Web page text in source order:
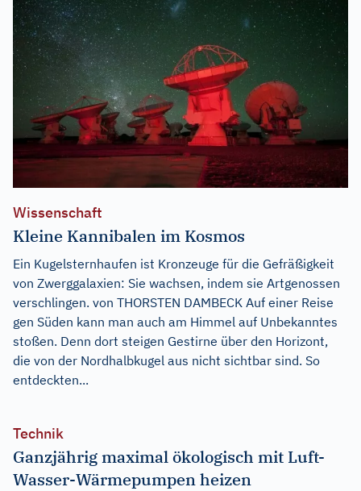
Wissenschaft
Kleine Kannibalen im Kosmos
Ein Kugelsternhaufen ist Kronzeuge für die Gefräßigkeit
von Zwerggalaxien: Sie wachsen, indem sie Artgenossen
verschlingen. von THORSTEN DAMBECK Auf einer Reise
gen Süden kann man auch am Himmel auf Unbekanntes
stoßen. Denn dort steigen Gestirne über den Horizont,
die von der Nordhalbkugel aus nicht sichtbar sind. So
entdeckten...
Technik
Ganzjährig maximal ökologisch mit Luft-
Wasser-Wärmepumpen heizen